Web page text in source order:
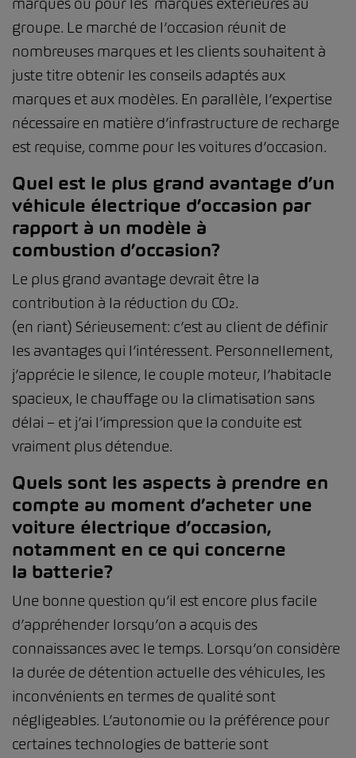
groupe. Le marché de l’occasion réunit de
nombreuses marques et les clients souhaitent à
juste titre obtenir les conseils adaptés aux
marques et aux modèles. En parallèle, l’expertise
nécessaire en matière d’infrastructure de recharge
est requise, comme pour les voitures d’occasion.
Quel est le plus grand avantage d’un
véhicule électrique d’occasion par
rapport à un modèle à
combustion d’occasion?
Le plus grand avantage devrait être la
contribution à la réduction du CO₂.
(en riant) Sérieusement: c’est au client de définir
les avantages qui l’intéressent. Personnellement,
j’apprécie le silence, le couple moteur, l’habitacle
spacieux, le chauffage ou la climatisation sans
délai – et j’ai l’impression que la conduite est
vraiment plus détendue.
Quels sont les aspects à prendre en
compte au moment d’acheter une
voiture électrique d’occasion,
notamment en ce qui concerne
la batterie?
Une bonne question qu’il est encore plus facile
d’appréhender lorsqu’on a acquis des
connaissances avec le temps. Lorsqu’on considère
la durée de détention actuelle des véhicules, les
inconvénients en termes de qualité sont
négligeables. L’autonomie ou la préférence pour
certaines technologies de batterie sont